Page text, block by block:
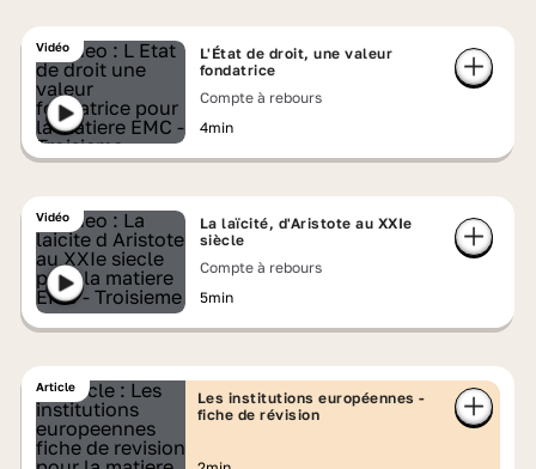
Vidéo
L'État de droit, une valeur
fondatrice
Compte à rebours
4min
Vidéo
La laïcité, d'Aristote au XXIe
siècle
Compte à rebours
5min
Article
Les institutions européennes -
fiche de révision